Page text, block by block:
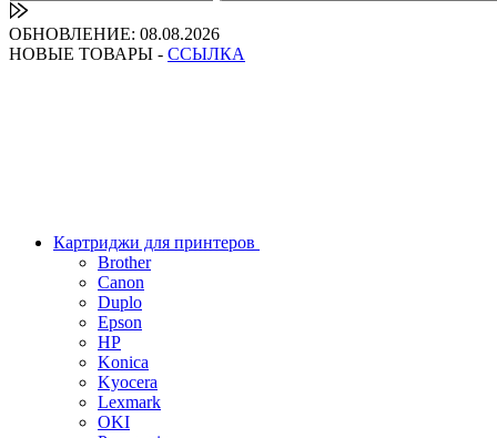
ОБНОВЛЕНИЕ: 08.08.2026
НОВЫЕ ТОВАРЫ - ССЫЛКА
Картриджи для принтеров
Brother
Canon
Duplo
Epson
HP
Konica
Kyocera
Lexmark
OKI